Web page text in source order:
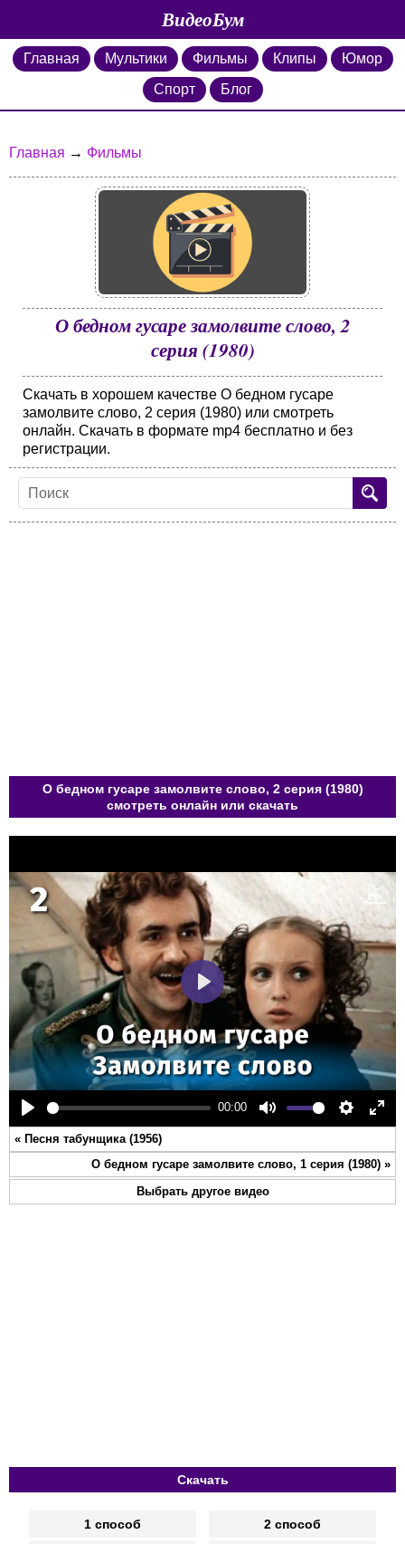
ВидеоБум
Главная Мультики Фильмы Клипы
Юмор
Спорт
Блог
Главная → Фильмы
О бедном гусаре замолвите слово, 2
серия (1980)
Скачать в хорошем качестве О бедном гусаре
замолвите слово, 2 серия (1980) или смотреть
онлайн. Скачать в формате mp4 бесплатно и без
регистрации.
О бедном гусаре замолвите слово, 2 серия (1980)
смотреть онлайн или скачать
Play
00:00
Mute Settings
Play
« Песня табунщика (1956)
О бедном гусаре замолвите слово, 1 серия (1980) »
Выбрать другое видео
Скачать
1 способ 2 способ